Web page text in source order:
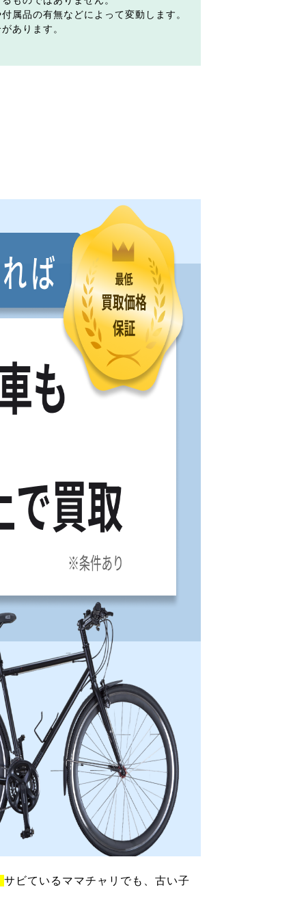
属品の有無などによって変動します。
あります。
サビているママチャリでも、古い子